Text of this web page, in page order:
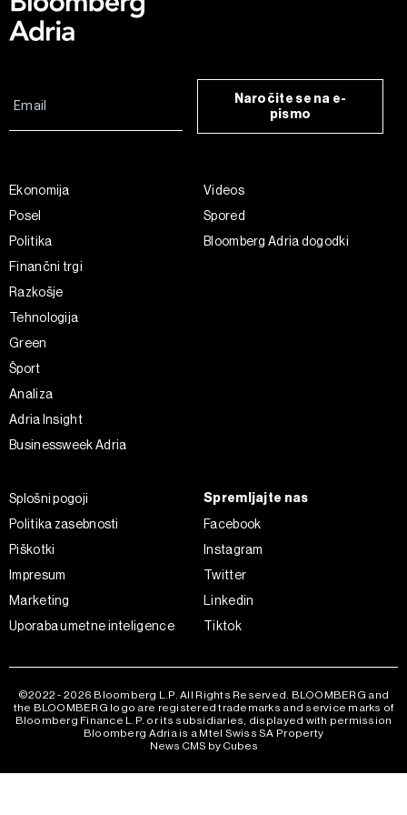
Naročite se na e-
pismo
Ekonomija
Posel
Politika
Finančni trgi
Razkošje
Tehnologija
Green
Šport
Analiza
Adria Insight
Businessweek Adria
Videos
Spored
Bloomberg Adria dogodki
Splošni pogoji
Politika zasebnosti
Piškotki
Impresum
Marketing
Uporaba umetne inteligence
Spremljajte nas
Facebook
Instagram
Twitter
Linkedin
Tiktok
©2022 - 2026 Bloomberg L.P. All Rights Reserved. BLOOMBERG and
the BLOOMBERG logo are registered trademarks and service marks of
Bloomberg Finance L.P. or its subsidiaries, displayed with permission
Bloomberg Adria is a Mtel Swiss SA Property
News CMS by Cubes